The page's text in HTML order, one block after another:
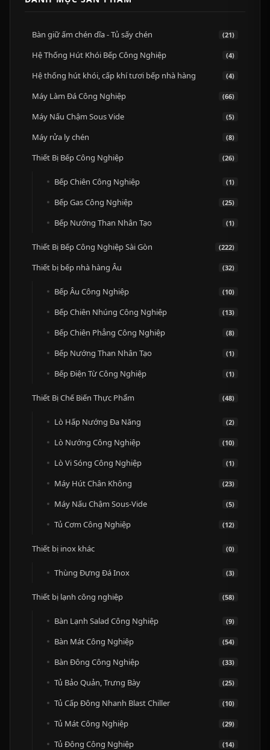
Bàn giữ ấm chén dĩa - Tủ sấy chén (21)
Hệ Thống Hút Khói Bếp Công Nghiệp (4)
Hệ thống hút khói, cấp khí tươi bếp nhà hàng (4)
Máy Làm Đá Công Nghiệp (66)
Máy Nấu Chậm Sous Vide (5)
Máy rửa ly chén (8)
Thiết Bị Bếp Công Nghiệp (26)
Bếp Chiên Công Nghiệp (1)
Bếp Gas Công Nghiệp (25)
Bếp Nướng Than Nhân Tạo (1)
Thiết Bị Bếp Công Nghiệp Sài Gòn (222)
Thiết bị bếp nhà hàng Âu (32)
Bếp Âu Công Nghiệp (10)
Bếp Chiên Nhúng Công Nghiệp (13)
Bếp Chiên Phẳng Công Nghiệp (8)
Bếp Nướng Than Nhân Tạo (1)
Bếp Điện Từ Công Nghiệp (1)
Thiết Bị Chế Biến Thực Phẩm (48)
Lò Hấp Nướng Đa Năng (2)
Lò Nướng Công Nghiệp (10)
Lò Vi Sóng Công Nghiệp (1)
Máy Hút Chân Không (23)
Máy Nấu Chậm Sous-Vide (5)
Tủ Cơm Công Nghiệp (12)
Thiết bị inox khác (0)
Thùng Đựng Đá Inox (3)
Thiết bị lạnh công nghiệp (58)
Bàn Lạnh Salad Công Nghiệp (9)
Bàn Mát Công Nghiệp (54)
Bàn Đông Công Nghiệp (33)
Tủ Bảo Quản, Trưng Bày (25)
Tủ Cấp Đông Nhanh Blast Chiller (10)
Tủ Mát Công Nghiệp (29)
Tủ Đông Công Nghiệp (14)